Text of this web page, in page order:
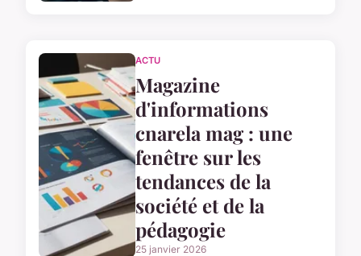
ACTU
Magazine
d'informations
cnarela mag : une
fenêtre sur les
tendances de la
société et de la
pédagogie
25 janvier 2026